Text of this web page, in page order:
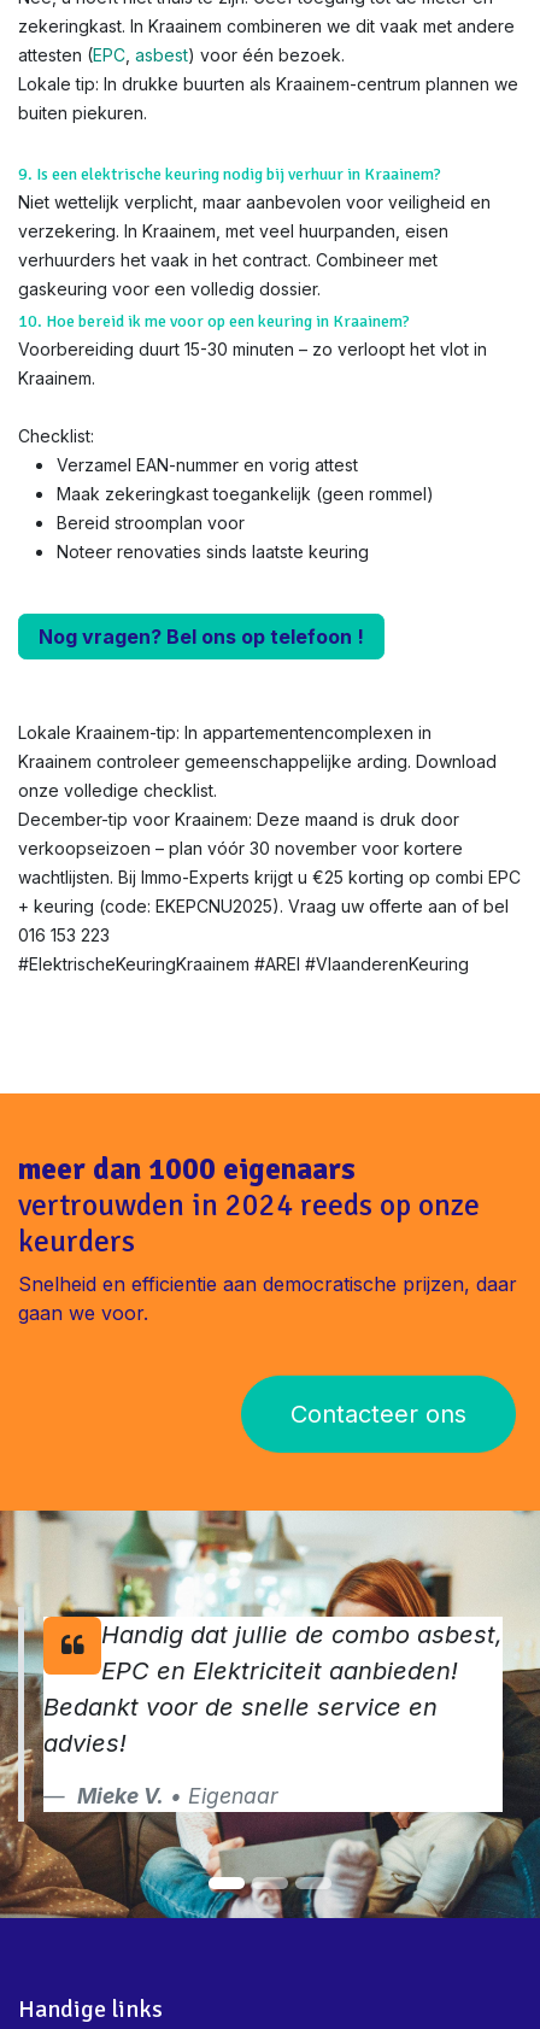
zekeringkast. In Kraainem combineren we dit vaak met andere
attesten (EPC asbest) voor één bezoek.
Lokale tip: In drukke buurten als Kraainem-centrum plannen we
buiten piekuren.
9. Is een elektrische keuring nodig bij verhuur in Kraainem?
Niet wettelijk verplicht, maar aanbevolen voor veiligheid en
verzekering. In Kraainem, met veel huurpanden, eisen
verhuurders het vaak in het contract. Combineer met
gaskeuring voor een volledig dossier.
10. Hoe bereid ik me voor op een keuring in Kraainem?
Voorbereiding duurt 15-30 minuten – zo verloopt het vlot in
Kraainem.
Checklist:
Verzamel EAN-nummer en vorig attest
Maak zekeringkast toegankelijk (geen rommel)
Bereid stroomplan voor
Noteer renovaties sinds laatste keuring
Nog vragen? Bel ons op telefoon !
Lokale Kraainem-tip: In appartementencomplexen in
Kraainem controleer gemeenschappelijke arding. Download
onze volledige checklist.
December-tip voor Kraainem: Deze maand is druk door
verkoopseizoen – plan vóór 30 november voor kortere
wachtlijsten. Bij Immo-Experts krijgt u €25 korting op combi EPC
+ keuring (code: EKEPCNU2025). Vraag uw offerte aan of bel
016 153 223
#ElektrischeKeuringKraainem #AREI #VlaanderenKeuring
meer dan 1000 eigenaars
vertrouwden in 2024 reeds op onze
keurders
Snelheid en efficientie aan democratische prijzen, daar
gaan we voor.
Contacteer ons
Handig dat jullie de combo asbest,
EPC en Elektriciteit aanbieden!
Bedankt voor de snelle service en
advies!
Mieke V. • Eigenaar
Handige links